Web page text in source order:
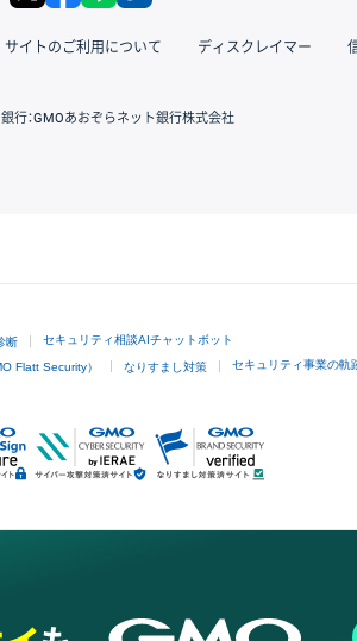
サイトのご利用について ディスクレイマー
行：GMOあおぞらネット銀行株式会社
断 セキュリティ相談AIチャットボット
Flatt Security） なりすまし対策 セキュリティ事業の軌